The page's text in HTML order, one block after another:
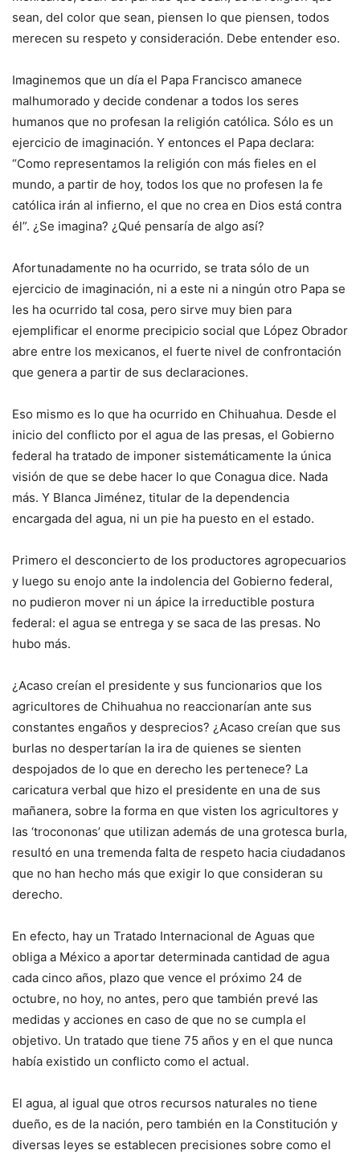
sean, del color que sean, piensen lo que piensen, todos
merecen su respeto y consideración. Debe entender eso.
Imaginemos que un día el Papa Francisco amanece
malhumorado y decide condenar a todos los seres
humanos que no profesan la religión católica. Sólo es un
ejercicio de imaginación. Y entonces el Papa declara:
“Como representamos la religión con más fieles en el
mundo, a partir de hoy, todos los que no profesen la fe
católica irán al infierno, el que no crea en Dios está contra
él”. ¿Se imagina? ¿Qué pensaría de algo así?
Afortunadamente no ha ocurrido, se trata sólo de un
ejercicio de imaginación, ni a este ni a ningún otro Papa se
les ha ocurrido tal cosa, pero sirve muy bien para
ejemplificar el enorme precipicio social que López Obrador
abre entre los mexicanos, el fuerte nivel de confrontación
que genera a partir de sus declaraciones.
Eso mismo es lo que ha ocurrido en Chihuahua. Desde el
inicio del conflicto por el agua de las presas, el Gobierno
federal ha tratado de imponer sistemáticamente la única
visión de que se debe hacer lo que Conagua dice. Nada
más. Y Blanca Jiménez, titular de la dependencia
encargada del agua, ni un pie ha puesto en el estado.
Primero el desconcierto de los productores agropecuarios
y luego su enojo ante la indolencia del Gobierno federal,
no pudieron mover ni un ápice la irreductible postura
federal: el agua se entrega y se saca de las presas. No
hubo más.
¿Acaso creían el presidente y sus funcionarios que los
agricultores de Chihuahua no reaccionarían ante sus
constantes engaños y desprecios? ¿Acaso creían que sus
burlas no despertarían la ira de quienes se sienten
despojados de lo que en derecho les pertenece? La
caricatura verbal que hizo el presidente en una de sus
mañanera, sobre la forma en que visten los agricultores y
las ‘trocononas’ que utilizan además de una grotesca burla,
resultó en una tremenda falta de respeto hacia ciudadanos
que no han hecho más que exigir lo que consideran su
derecho.
En efecto, hay un Tratado Internacional de Aguas que
obliga a México a aportar determinada cantidad de agua
cada cinco años, plazo que vence el próximo 24 de
octubre, no hoy, no antes, pero que también prevé las
medidas y acciones en caso de que no se cumpla el
objetivo. Un tratado que tiene 75 años y en el que nunca
había existido un conflicto como el actual.
El agua, al igual que otros recursos naturales no tiene
dueño, es de la nación, pero también en la Constitución y
diversas leyes se establecen precisiones sobre como el